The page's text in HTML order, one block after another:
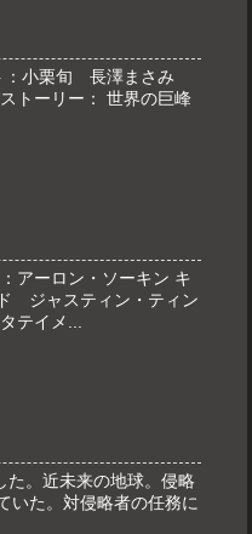
：小栗旬 長澤まさみ
トーリー： 世界の巨峰
アーロン・ソーキン キ
ジャスティン・ティン
テイメ...
た。近未来の地球。侵略
いた。対侵略者の任務に